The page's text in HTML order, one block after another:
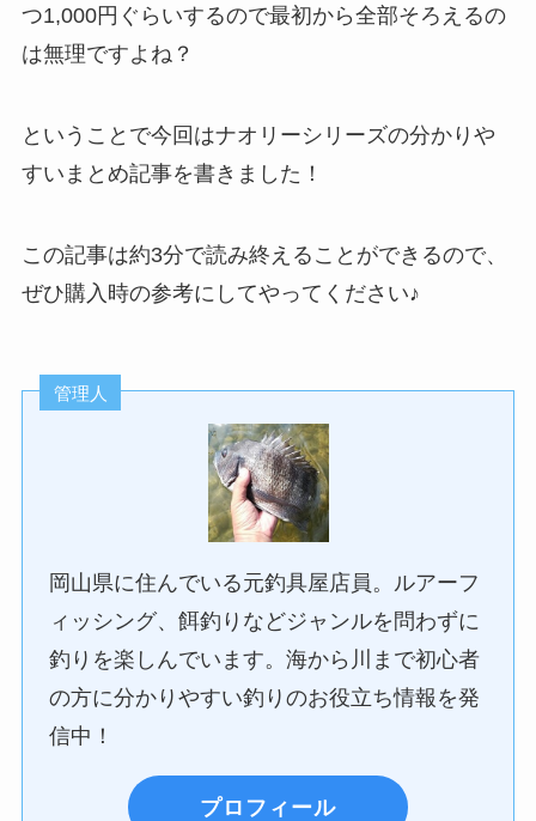
つ1,000円ぐらいするので最初から全部そろえるの
は無理ですよね？
ということで今回はナオリーシリーズの分かりや
すいまとめ記事を書きました！
この記事は約3分で読み終えることができるので、
ぜひ購入時の参考にしてやってください♪
管理人
岡山県に住んでいる元釣具屋店員。ルアーフ
ィッシング、餌釣りなどジャンルを問わずに
釣りを楽しんでいます。海から川まで初心者
の方に分かりやすい釣りのお役立ち情報を発
信中！
プロフィール